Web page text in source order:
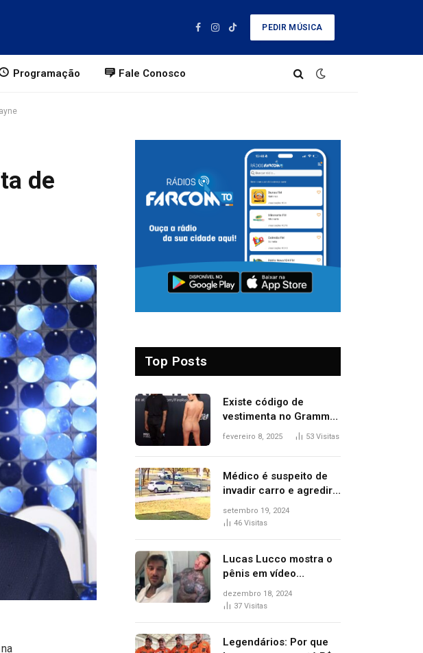
Facebook
Instagram
TikTok
PEDIR MÚSICA
Programação Fale Conosco
de
Top Posts
Existe código de
vestimenta no Grammy?
Questionamento surgiu
aparecer nua na
premiação
fevereiro 8, 2025 53 Visitas
Médico é suspeito de
invadir carro e agredir
delegado aposentado
durante confusão no
setembro 19, 2024
46 Visitas
Lucas Lucco mostra o
pênis em vídeo
tomando banho, apaga
post e diz ‘foi mal’
dezembro 18, 2024
37 Visitas
Legendários: Por que